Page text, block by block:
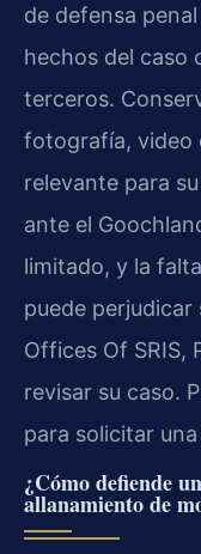
de defensa
hechos del caso
terceros.
fotografía, video
relevante para
ante el
limitado, y la
puede perjudicar
Offices Of SRIS,
revisar su caso.
para solicitar
¿Cómo defiende
allanamiento de